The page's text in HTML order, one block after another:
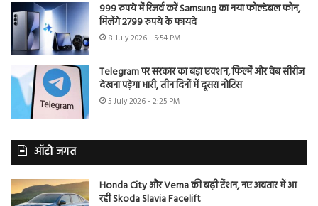
999 रुपये में रिजर्व करें Samsung का नया फोल्डेबल फोन,
मिलेंगे 2799 रुपये के फायदे
8 July 2026 - 5:54 PM
Telegram पर सरकार का बड़ा एक्शन, फिल्में और वेब सीरीज
देखना पड़ेगा भारी, तीन दिनों में दूसरा नोटिस
5 July 2026 - 2:25 PM
ऑटो जगत
Honda City और Verna की बढ़ी टेंशन, नए अवतार में आ
रही Skoda Slavia Facelift